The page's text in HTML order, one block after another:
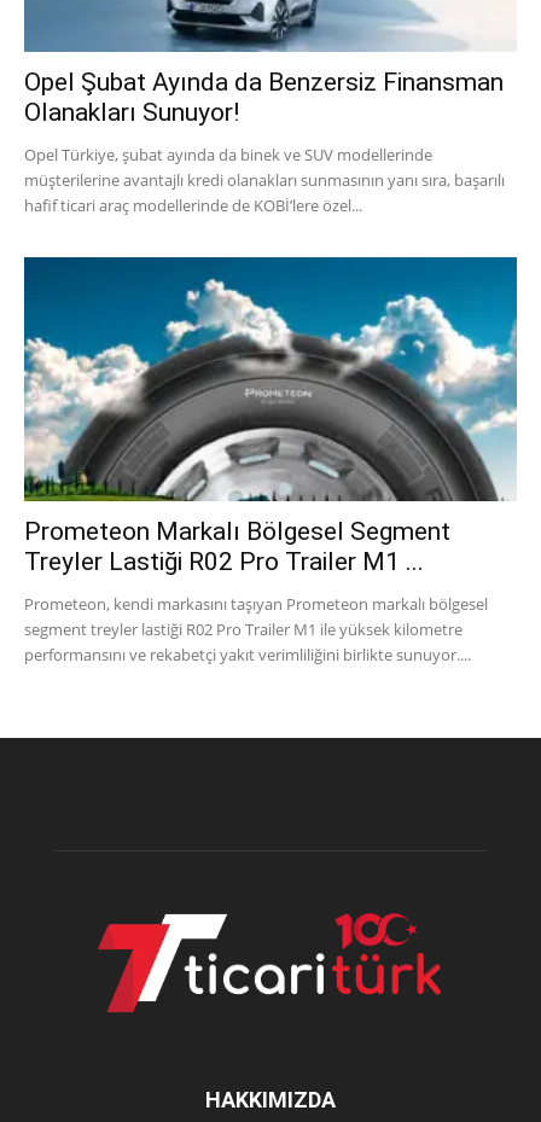
Opel Şubat Ayında da Benzersiz Finansman
Olanakları Sunuyor!
Opel Türkiye, şubat ayında da binek ve SUV modellerinde
müşterilerine avantajlı kredi olanakları sunmasının yanı sıra, başarılı
hafif ticari araç modellerinde de KOBİ’lere özel...
Prometeon Markalı Bölgesel Segment
Treyler Lastiği R02 Pro Trailer M1 ...
Prometeon, kendi markasını taşıyan Prometeon markalı bölgesel
segment treyler lastiği R02 Pro Trailer M1 ile yüksek kilometre
performansını ve rekabetçi yakıt verimliliğini birlikte sunuyor....
HAKKIMIZDA